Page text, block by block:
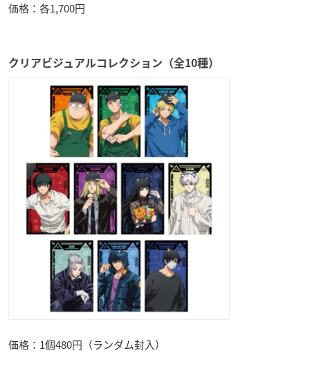
価格：各1,700円
クリアビジュアルコレクション（全10種）
価格：1個480円（ランダム封入）